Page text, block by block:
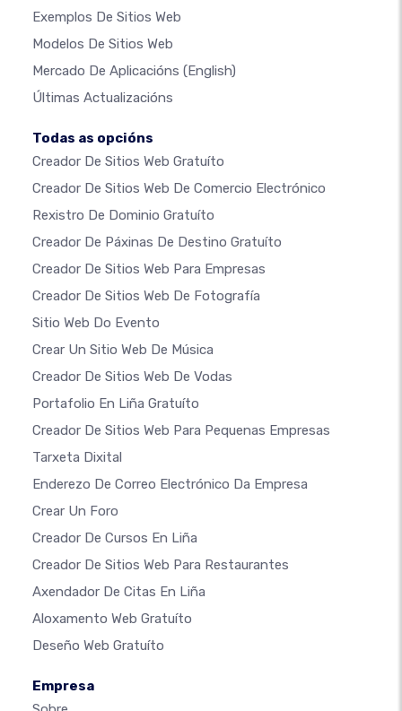
Exemplos De Sitios Web
Modelos De Sitios Web
Mercado De Aplicacións (English)
Últimas Actualizacións
Todas as opcións
Creador De Sitios Web Gratuíto
Creador De Sitios Web De Comercio Electrónico
Rexistro De Dominio Gratuíto
Creador De Páxinas De Destino Gratuíto
Creador De Sitios Web Para Empresas
Creador De Sitios Web De Fotografía
Sitio Web Do Evento
Crear Un Sitio Web De Música
Creador De Sitios Web De Vodas
Portafolio En Liña Gratuíto
Creador De Sitios Web Para Pequenas Empresas
Tarxeta Dixital
Enderezo De Correo Electrónico Da Empresa
Crear Un Foro
Creador De Cursos En Liña
Creador De Sitios Web Para Restaurantes
Axendador De Citas En Liña
Aloxamento Web Gratuíto
Deseño Web Gratuíto
Empresa